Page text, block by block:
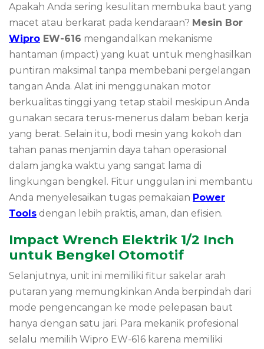
Apakah Anda sering kesulitan membuka baut yang
macet atau berkarat pada kendaraan? Mesin Bor
Wipro EW-616 mengandalkan mekanisme
hantaman (impact) yang kuat untuk menghasilkan
puntiran maksimal tanpa membebani pergelangan
tangan Anda. Alat ini menggunakan motor
berkualitas tinggi yang tetap stabil meskipun Anda
gunakan secara terus-menerus dalam beban kerja
yang berat. Selain itu, bodi mesin yang kokoh dan
tahan panas menjamin daya tahan operasional
dalam jangka waktu yang sangat lama di
lingkungan bengkel. Fitur unggulan ini membantu
Anda menyelesaikan tugas pemakaian Power
Tools dengan lebih praktis, aman, dan efisien.
Impact Wrench Elektrik 1/2 Inch
untuk Bengkel Otomotif
Selanjutnya, unit ini memiliki fitur sakelar arah
putaran yang memungkinkan Anda berpindah dari
mode pengencangan ke mode pelepasan baut
hanya dengan satu jari. Para mekanik profesional
selalu memilih Wipro EW-616 karena memiliki